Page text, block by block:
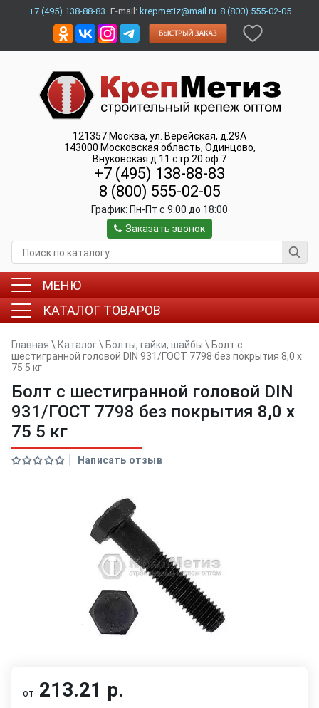
+7 (495) 138-88-83 E-mail: krepmetiz@mail.ru 8 (800) 555-02-05
121357 Москва, ул. Верейская, д.29А
143000 Московская область, Одинцово,
Внуковская д.11 стр.20 оф.7
+7 (495) 138-88-83
8 (800) 555-02-05
График: Пн-Пт c 9:00 до 18:00
Заказать звонок
МЕНЮ
КАТАЛОГ ТОВАРОВ
Главная \ Каталог\ Болты, гайки, шайбы \ Болт с
шестигранной головой DIN 931/ГОСТ 7798 без покрытия 8,0 x
75 5 кг
Болт с шестигранной головой DIN
931/ГОСТ 7798 без покрытия 8,0 x
75 5 кг
Написать отзыв
от 213.21 р.